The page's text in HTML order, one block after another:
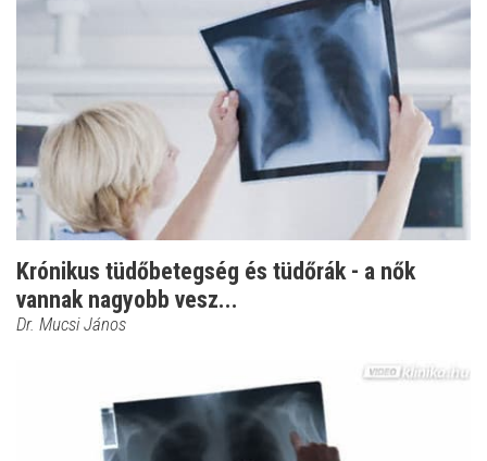
Krónikus tüdőbetegség és tüdőrák - a nők
vannak nagyobb vesz...
Dr. Mucsi János